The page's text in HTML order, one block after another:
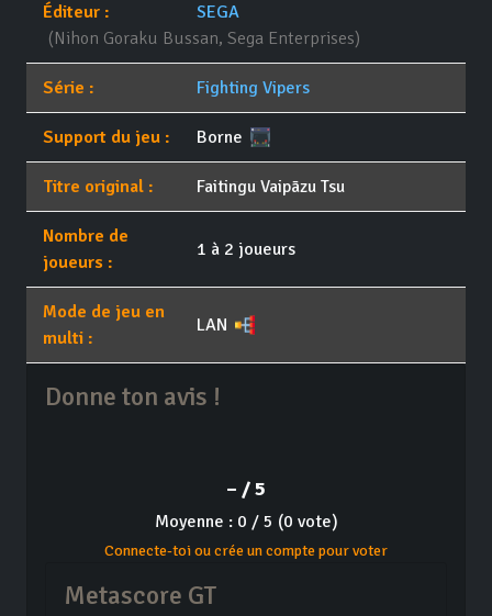
Éditeur :
SEGA
(Nihon Goraku Bussan, Sega Enterprises)
Série : Fighting Vipers
Support du jeu : Borne
Titre original : Faitingu Vaipāzu Tsu
Nombre de
joueurs :
1 à 2 joueurs
Mode de jeu en
multi :
LAN
Donne ton avis !
– / 5
Moyenne : 0 / 5 (0 vote)
Connecte-toi ou crée un compte pour voter
Metascore GT